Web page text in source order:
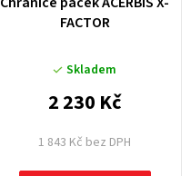
FACTOR
Skladem
1 843 Kč bez DPH
2 230 Kč